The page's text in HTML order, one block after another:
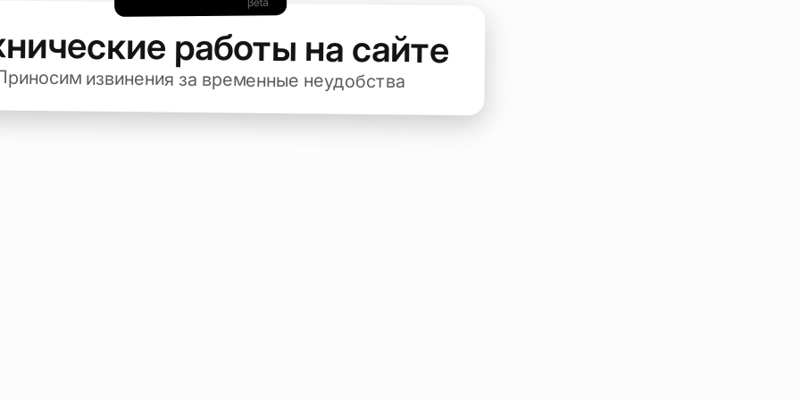
работы на сайте
извинения за временные неудобства